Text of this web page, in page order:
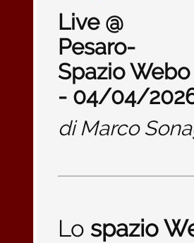
Live @
Pesaro-
Spazio Webo
- 04/04/
diMarco
Lo spazio